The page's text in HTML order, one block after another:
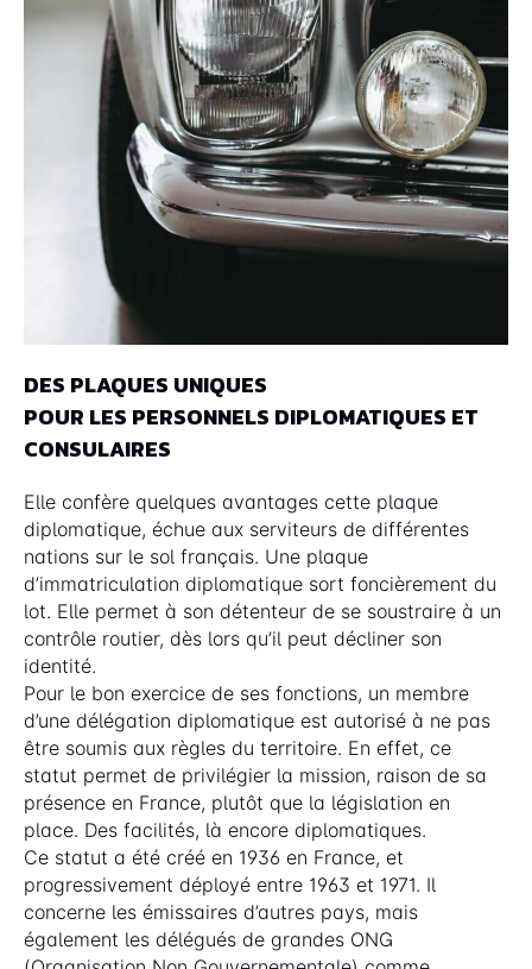
DES PLAQUES UNIQUES
POUR LES PERSONNELS DIPLOMATIQUES ET
CONSULAIRES
Elle confère quelques avantages cette plaque
diplomatique, échue aux serviteurs de différentes
nations sur le sol français. Une plaque
d’immatriculation diplomatique sort foncièrement du
lot. Elle permet à son détenteur de se soustraire à un
contrôle routier, dès lors qu’il peut décliner son
identité.
Pour le bon exercice de ses fonctions, un membre
d’une délégation diplomatique est autorisé à ne pas
être soumis aux règles du territoire. En effet, ce
statut permet de privilégier la mission, raison de sa
présence en France, plutôt que la législation en
place. Des facilités, là encore diplomatiques.
Ce statut a été créé en 1936 en France, et
progressivement déployé entre 1963 et 1971. Il
concerne les émissaires d’autres pays, mais
également les délégués de grandes ONG